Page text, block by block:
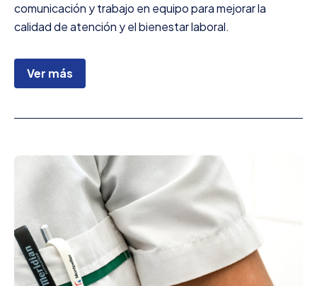
comunicación y trabajo en equipo para mejorar la
calidad de atención y el bienestar laboral.
Ver más